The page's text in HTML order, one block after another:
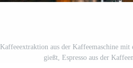
Kaffeeextraktion aus der Kaffeemaschine mit
gießt, Espresso aus der